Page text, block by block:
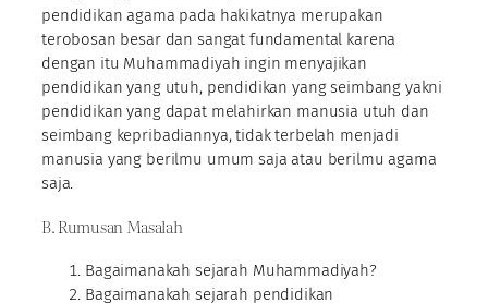
pendidikan agama pada hakikatnya merupakan
terobosan besar dan sangat fundamental karena
dengan itu Muhammadiyah ingin menyajikan
pendidikan yang utuh, pendidikan yang seimbang yakni
pendidikan yang dapat melahirkan manusia utuh dan
seimbang kepribadiannya, tidak terbelah menjadi
manusia yang berilmu umum saja atau berilmu agama
saja.
B. Rumusan Masalah
Bagaimanakah sejarah Muhammadiyah?
Bagaimanakah sejarah pendidikan